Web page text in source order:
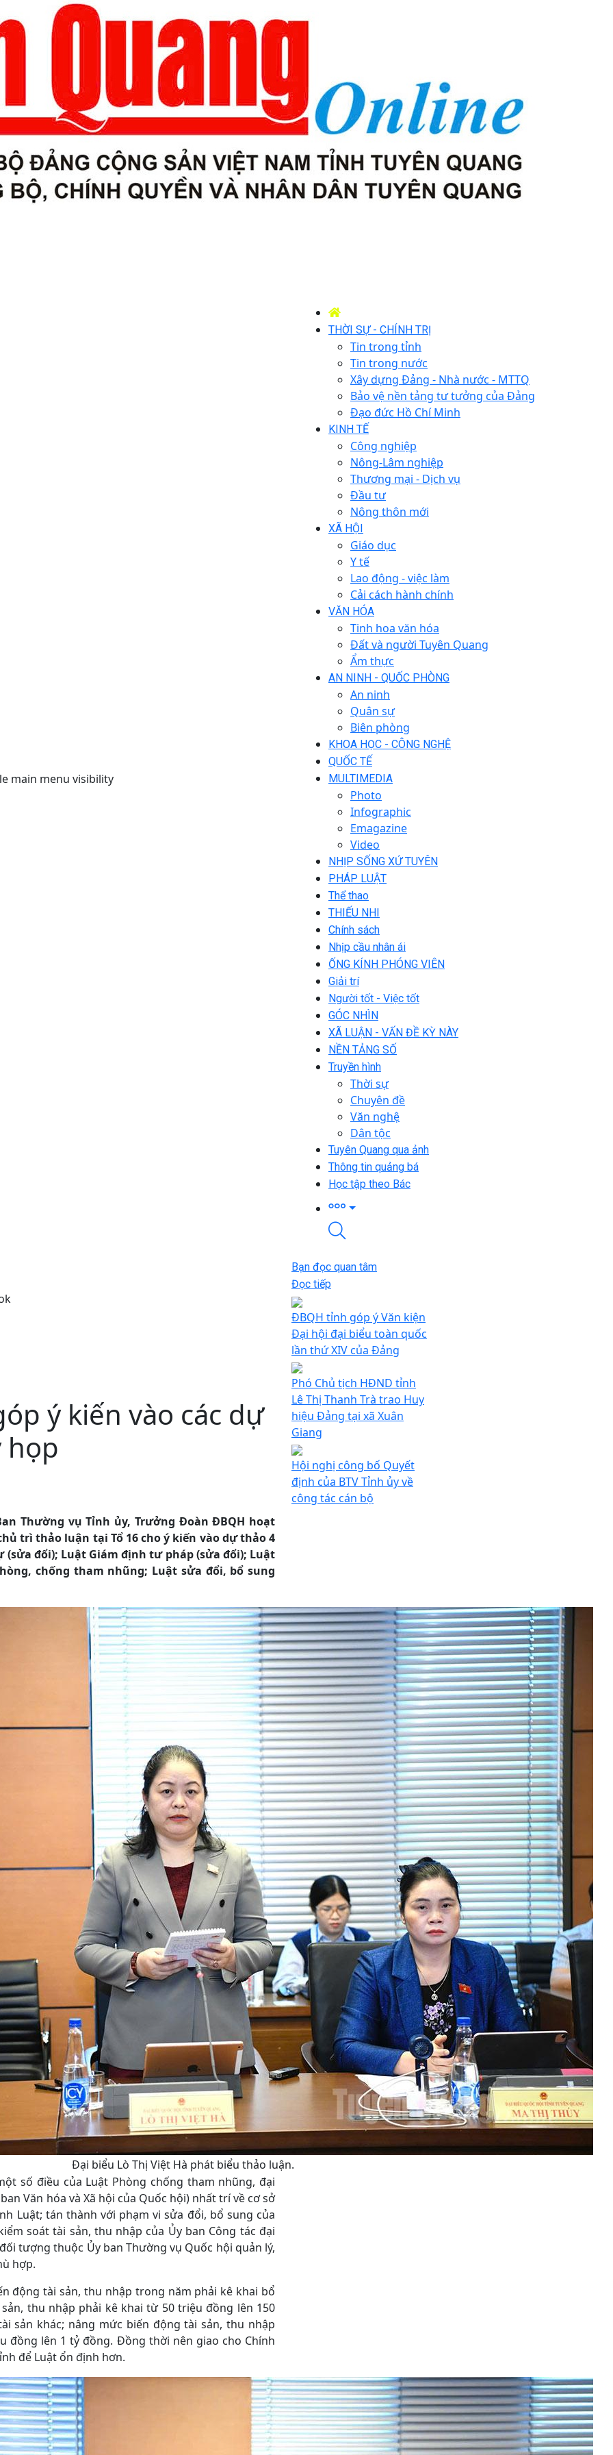
main menu visibility
THỜI SỰ - CHÍNH TRỊ
Tin trong tỉnh
Tin trong nước
Xây dựng Đảng - Nhà nước - MTTQ
Bảo vệ nền tảng tư tưởng của Đảng
Đạo đức Hồ Chí Minh
KINH TẾ
Công nghiệp
Nông-Lâm nghiệp
Thương mại - Dịch vụ
Đầu tư
Nông thôn mới
XÃ HỘI
Giáo dục
Y tế
Lao động - việc làm
Cải cách hành chính
VĂN HÓA
Tinh hoa văn hóa
Đất và người Tuyên Quang
Ẩm thực
AN NINH - QUỐC PHÒNG
An ninh
Quân sự
Biên phòng
KHOA HỌC - CÔNG NGHỆ
QUỐC TẾ
MULTIMEDIA
Photo
Infographic
Emagazine
Video
NHỊP SỐNG XỨ TUYÊN
PHÁP LUẬT
Thể thao
THIẾU NHI
Chính sách
Nhịp cầu nhân ái
ỐNG KÍNH PHÓNG VIÊN
Giải trí
Người tốt - Việc tốt
GÓC NHÌN
XÃ LUẬN - VẤN ĐỀ KỲ NÀY
NỀN TẢNG SỐ
Truyền hình
Thời sự
Chuyên đề
Văn nghệ
Dân tộc
Tuyên Quang qua ảnh
Thông tin quảng bá
Học tập theo Bác
ý kiến vào các dự
họp
Thường vụ Tỉnh ủy, Trưởng Đoàn ĐBQH hoạt
trì thảo luận tại Tổ 16 cho ý kiến vào dự thảo 4
đổi); Luật Giám định tư pháp (sửa đổi); Luật
chống tham nhũng; Luật sửa đổi, bổ sung
Đại biểu Lò Thị Việt Hà phát biểu thảo luận.
số điều của Luật Phòng chống tham nhũng, đại
Văn hóa và Xã hội của Quốc hội) nhất trí về cơ sở
Luật; tán thành với phạm vi sửa đổi, bổ sung của
soát tài sản, thu nhập của Ủy ban Công tác đại
tượng thuộc Ủy ban Thường vụ Quốc hội quản lý,
hợp.
động tài sản, thu nhập trong năm phải kê khai bổ
thu nhập phải kê khai từ 50 triệu đồng lên 150
sản khác; nâng mức biến động tài sản, thu nhập
đồng lên 1 tỷ đồng. Đồng thời nên giao cho Chính
để Luật ổn định hơn.
Bạn đọc quan tâm
Đọc tiếp
ĐBQH tỉnh góp ý Văn kiện
Đại hội đại biểu toàn quốc
lần thứ XIV của Đảng
Phó Chủ tịch HĐND tỉnh
Lê Thị Thanh Trà trao Huy
hiệu Đảng tại xã Xuân
Giang
Hội nghị công bố Quyết
định của BTV Tỉnh ủy về
công tác cán bộ